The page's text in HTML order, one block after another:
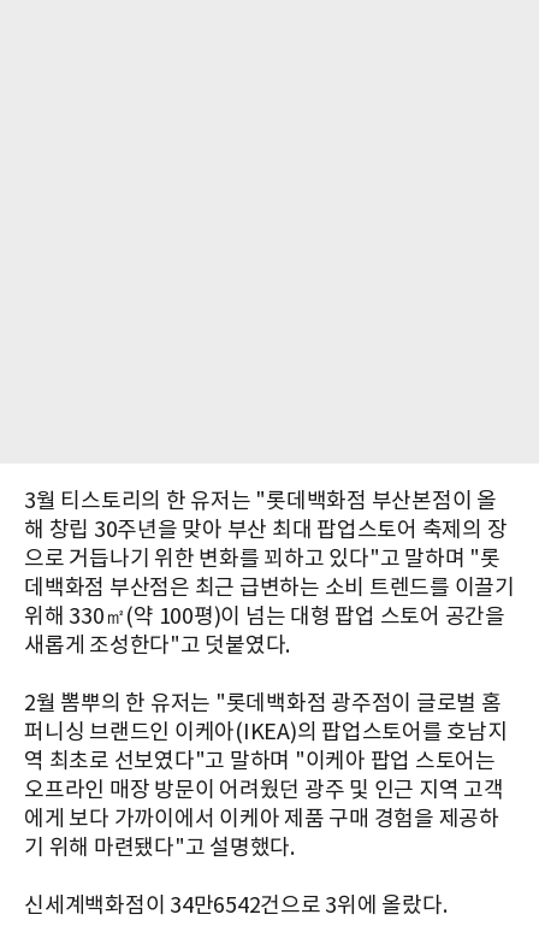
3월 티스토리의 한 유저는 "롯데백화점 부산본점이 올
해 창립 30주년을 맞아 부산 최대 팝업스토어 축제의 장
으로 거듭나기 위한 변화를 꾀하고 있다"고 말하며 "롯
데백화점 부산점은 최근 급변하는 소비 트렌드를 이끌기
위해 330㎡(약 100평)이 넘는 대형 팝업 스토어 공간을
새롭게 조성한다"고 덧붙였다.
2월 뽐뿌의 한 유저는 "롯데백화점 광주점이 글로벌 홈
퍼니싱 브랜드인 이케아(IKEA)의 팝업스토어를 호남지
역 최초로 선보였다"고 말하며 "이케아 팝업 스토어는
오프라인 매장 방문이 어려웠던 광주 및 인근 지역 고객
에게 보다 가까이에서 이케아 제품 구매 경험을 제공하
기 위해 마련됐다"고 설명했다.
신세계백화점이 34만6542건으로 3위에 올랐다.